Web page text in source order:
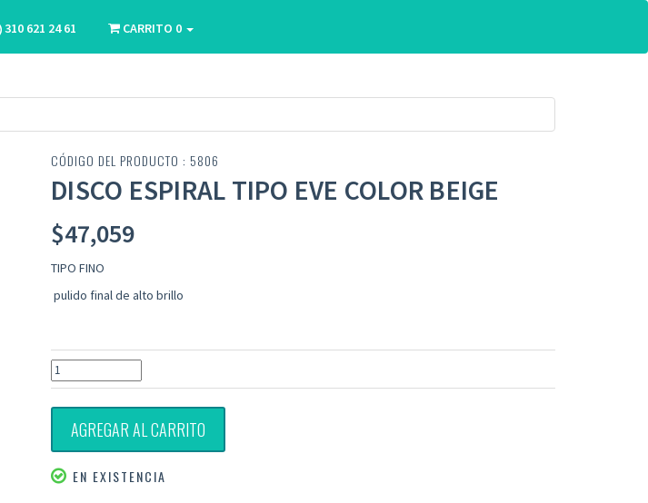
310 621 24 61 CARRITO 0
CÓDIGO DEL PRODUCTO : 5806
DISCO ESPIRAL TIPO EVE COLOR BEIGE
$47,059
TIPO FINO
pulido final de alto brillo
AGREGAR AL CARRITO
EN EXISTENCIA